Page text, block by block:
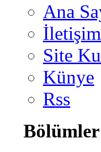
Ana
İletişim
Site
Künye
Rss
Bölümler